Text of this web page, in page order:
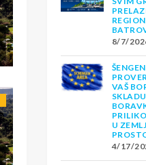
8/7/
VAŠ
U
4/17/